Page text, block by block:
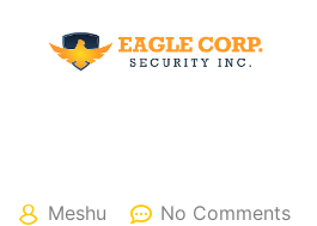
Meshu No Comments